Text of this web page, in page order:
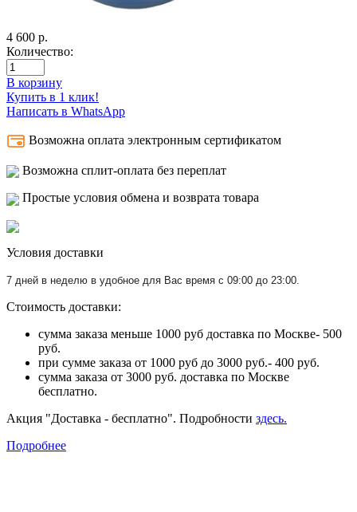
4 600 р.
Количество:
В корзину
Купить в 1 клик!
Написать в WhatsApp
Возможна оплата электронным сертификатом
Возможна сплит-оплата без переплат
Простые условия обмена и возврата товара
Условия доставки
7 дней в неделю в удобное для Вас время с 09:00 до 23:00.
Стоимость доставки:
сумма заказа меньше 1000 руб доставка по Москве- 500
руб.
при сумме заказа от 1000 руб до 3000 руб.- 400 руб.
сумма заказа от 3000 руб. доставка по Москве
бесплатно.
Акция "Доставка - бесплатно". Подробности здесь.
Подробнее